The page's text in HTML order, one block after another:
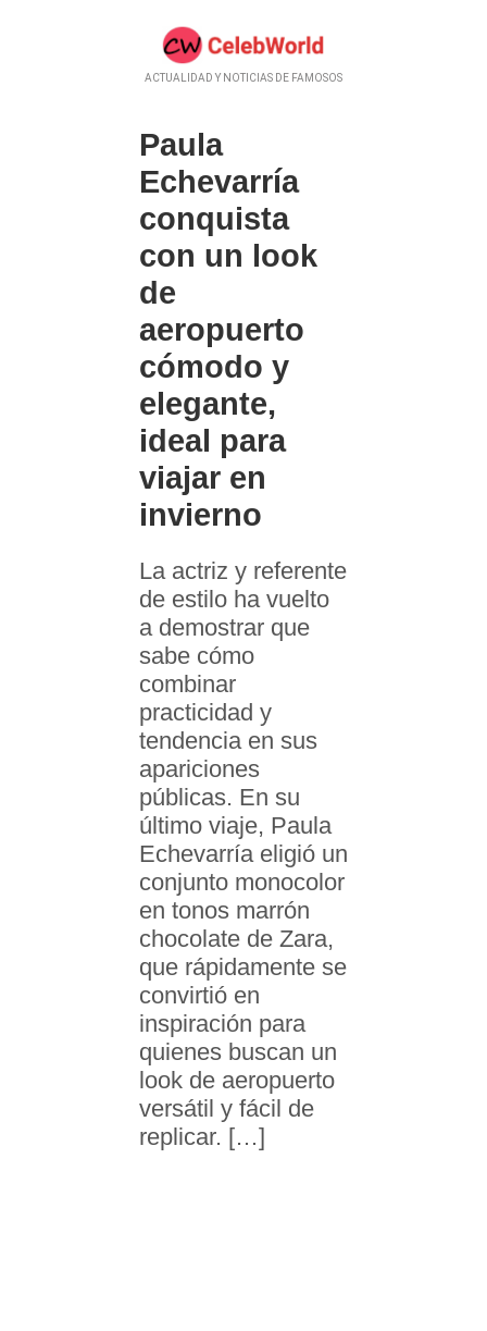
ACTUALIDAD Y NOTICIAS DE FAMOSOS
Paula
Echevarría
conquista
con un look
de
aeropuerto
cómodo y
elegante,
ideal para
viajar en
invierno
La actriz y referente
de estilo ha vuelto
a demostrar que
sabe cómo
combinar
practicidad y
tendencia en sus
apariciones
públicas. En su
último viaje, Paula
Echevarría eligió un
conjunto monocolor
en tonos marrón
chocolate de Zara,
que rápidamente se
convirtió en
inspiración para
quienes buscan un
look de aeropuerto
versátil y fácil de
replicar. […]